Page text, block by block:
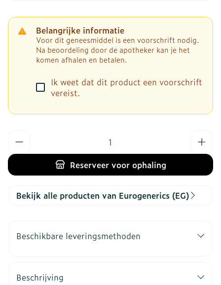
Belangrijke informatie
Voor dit geneesmiddel is een voorschrift nodig.
Na beoordeling door de apotheker kan je het
komen afhalen en betalen.
Ik weet dat dit product een voorschrift
vereist.
Reserveervoor ophaling
Bekijk alle producten van Eurogenerics (EG)
Beschikbare leveringsmethoden
Beschrijving